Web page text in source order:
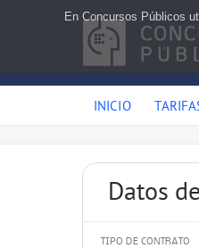
INICIO
Datos
TIPO DE CONTRATO
En Concursos Públicos